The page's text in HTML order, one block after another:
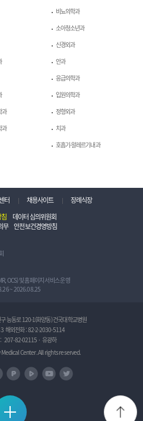
비뇨의학과
소아청소년과
신경외과
안과
응급의학과
입원의학과
과
정형외과
과
치과
호흡기-알레르기내과
터 채용사이트
장례식장
데이터 심의위원회
무
안전보건경영방침
OCS) 및 홈페이지 서비스 운영
~ 2026.08.25
능동로 120-1(화양동) 건국대학교병원
해외전화 :82-2-2030-5114
: 207-82-02115 · 유광하
Center. All rights reserved.
음악회
naver blognaver postnaver TVU tube
Quick Menu 보기